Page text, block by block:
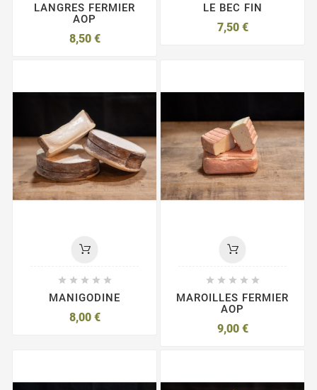
LANGRES FERMIER
AOP
8,50 €
LE BEC FIN
7,50 €
    
MANIGODINE
8,00 €
    
MAROILLES FERMIER
AOP
9,00 €